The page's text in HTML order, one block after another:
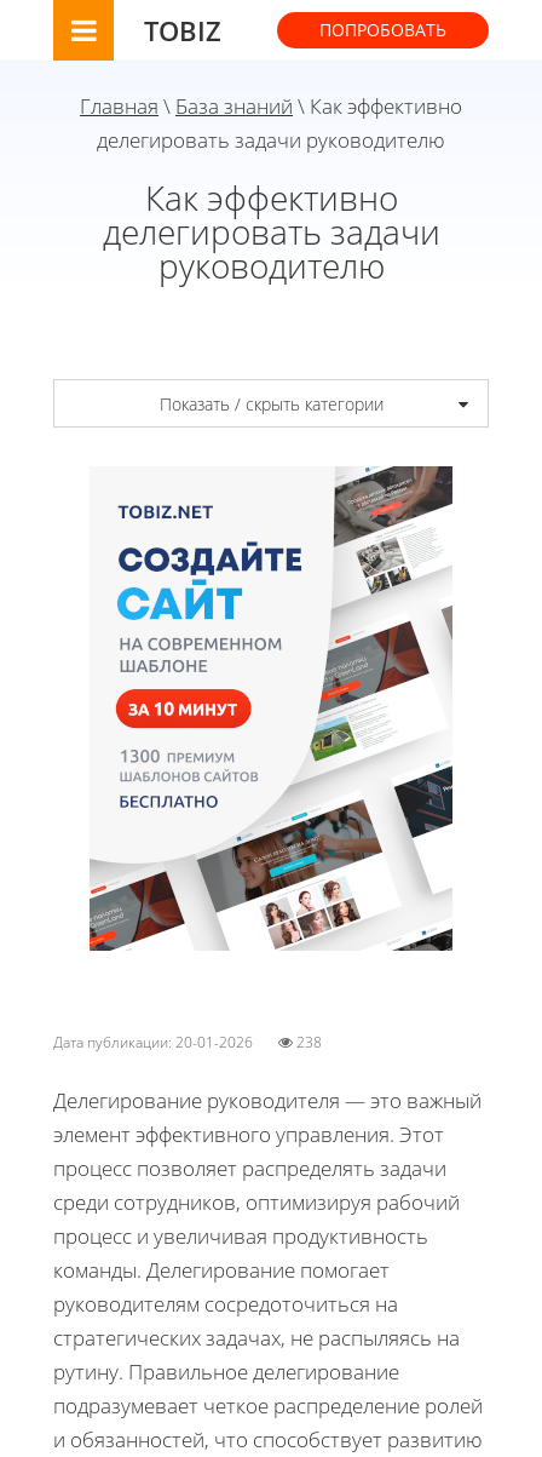
TOBIZ ПОПРОБОВАТЬ
Главная \ База знаний \ Как эффективно
делегировать задачи руководителю
Как эффективно
делегировать задачи
руководителю
Показать / скрыть категории
Дата публикации: 20-01-2026 238
Делегирование руководителя — это важный
элемент эффективного управления. Этот
процесс позволяет распределять задачи
среди сотрудников, оптимизируя рабочий
процесс и увеличивая продуктивность
команды. Делегирование помогает
руководителям сосредоточиться на
стратегических задачах, не распыляясь на
рутину. Правильное делегирование
подразумевает четкое распределение ролей
и обязанностей, что способствует развитию